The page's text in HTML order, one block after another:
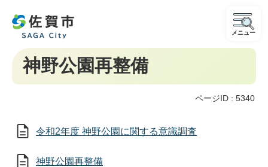
メニュー
神野公園再整備
ページID : 5340
令和2年度 神野公園に関する意識調査
神野公園再整備